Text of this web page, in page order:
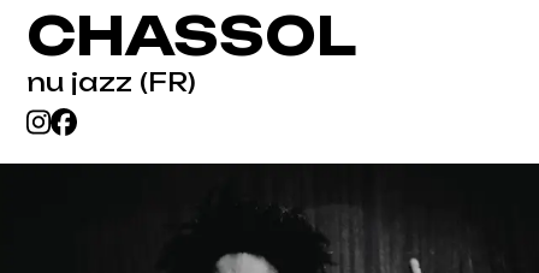
CHASSOL
nu jazz (FR)